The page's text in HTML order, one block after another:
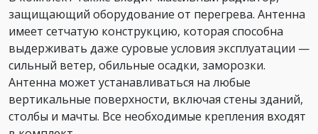
защищающий оборудование от перегрева. Антенна
имеет сетчатую конструкцию, которая способна
выдерживать даже суровые условия эксплуатации —
сильный ветер, обильные осадки, заморозки.
Антенна может устанавливаться на любые
вертикальные поверхности, включая стены зданий,
столбы и мачты. Все необходимые крепления входят